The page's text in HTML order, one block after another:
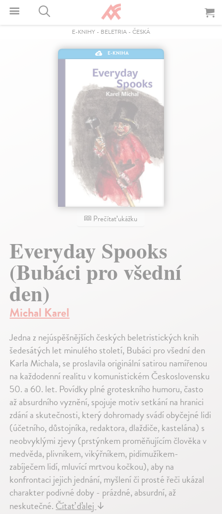
E-KNIHY - BELETRIA - ČESKÁ
E-KNIHA
Prečítať ukážku
Everyday Spooks
(Bubáci pro všední
den)
Michal Karel
Jedna z nejúspěšnějších českých beletristických knih
šedesátých let minulého století, Bubáci pro všední den
Karla Michala, se proslavila originální satirou namířenou
na každodenní realitu v komunistickém Československu
50. a 60. let. Povídky plné groteskního humoru, často
až absurdního vyznění, spojuje motiv setkání na hranici
zdání a skutečnosti, který dohromady svádí obyčejné lidi
(účetního, důstojníka, redaktora, dlaždiče, kastelána) s
neobvyklými zjevy (prstýnkem proměňujícím člověka v
medvěda, plivníkem, vikýřníkem, pidimužíkem-
zabíječem lidí, mluvící mrtvou kočkou), aby na
konfrontaci jejich jednání, myšlení či prosté řeči ukázal
charakter podivné doby - prázdné, absurdní, až
neskutečné.Čítať ďalej↓